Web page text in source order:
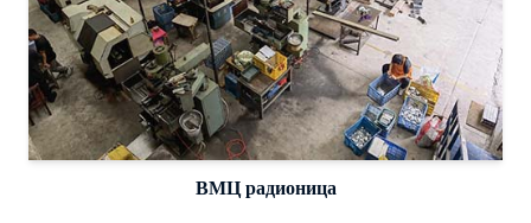
ВМЦ радионица